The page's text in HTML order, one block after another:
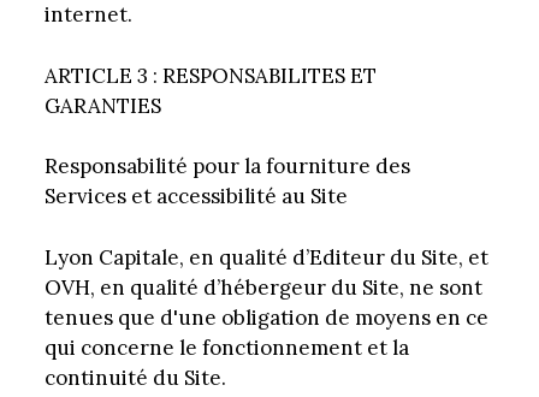
internet.
ARTICLE 3 : RESPONSABILITES ET
GARANTIES
Responsabilité pour la fourniture des
Services et accessibilité au Site
Lyon Capitale, en qualité d’Editeur du Site, et
OVH, en qualité d’hébergeur du Site, ne sont
tenues que d'une obligation de moyens en ce
qui concerne le fonctionnement et la
continuité du Site.